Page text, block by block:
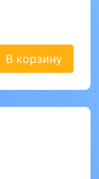
В корзину